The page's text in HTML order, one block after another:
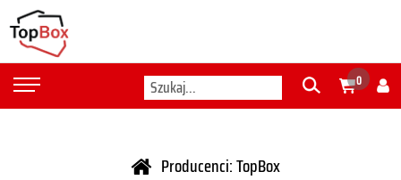
0
Producenci: TopBox